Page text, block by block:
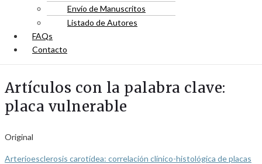
Envío de Manuscritos
Listado de Autores
FAQs
Contacto
Artículos con la palabra clave:
placa vulnerable
Original
Arterioesclerosis carotídea: correlación clínico-histológica de placas